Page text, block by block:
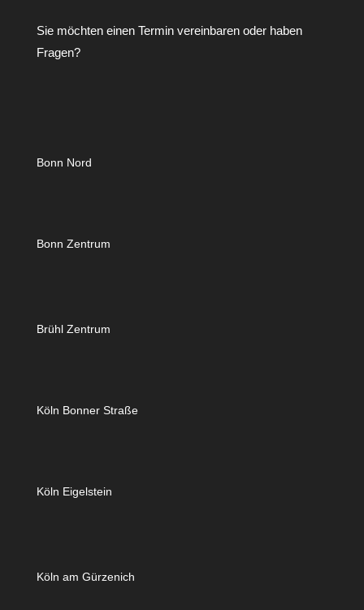
Sie möchten einen Termin vereinbaren oder haben
Fragen?
Bonn Nord
Bonn Zentrum
Brühl Zentrum
Köln Bonner Straße
Köln Eigelstein
Köln am Gürzenich